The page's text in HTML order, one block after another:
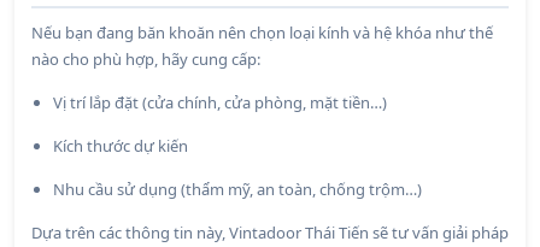
Nếu bạn đang băn khoăn nên chọn loại kính và hệ khóa như thế
nào cho phù hợp, hãy cung cấp:
Vị trí lắp đặt (cửa chính, cửa phòng, mặt tiền…)
Kích thước dự kiến
Nhu cầu sử dụng (thẩm mỹ, an toàn, chống trộm…)
Dựa trên các thông tin này, Vintadoor Thái Tiến sẽ tư vấn giải pháp